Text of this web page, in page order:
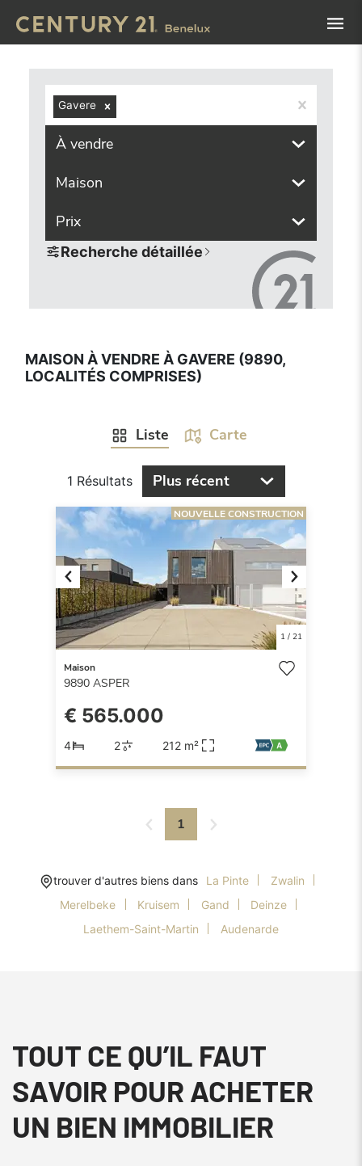
Gavere
À vendre
Maison
Prix
Recherche détaillée
MAISON À VENDRE À GAVERE (9890,
LOCALITÉS COMPRISES)
Liste Carte
1 Résultats Plus récent
Previous Next
1/ 21
NOUVELLE CONSTRUCTION
Maison
9890 ASPER
€ 565.000
4 2 212 m²
1
trouver d'autres biens dans La Pinte
Zwalin
Merelbeke
Kruisem Gand
Deinze
Laethem-Saint-Martin
Audenarde
TOUT CE QU’IL FAUT
SAVOIR POUR ACHETER
UN BIEN IMMOBILIER